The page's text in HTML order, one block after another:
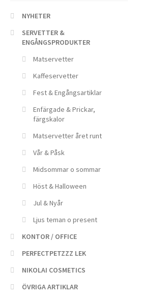
NYHETER
SERVETTER &
ENGÅNGSPRODUKTER
Matservetter
Kaffeservetter
Fest & Engångsartiklar
Enfärgade & Prickar,
färgskalor
Matservetter året runt
Vår & Påsk
Midsommar o sommar
Höst & Halloween
Jul & Nyår
Ljus teman o present
KONTOR / OFFICE
PERFECTPETZZZ LEK
NIKOLAI COSMETICS
ÖVRIGA ARTIKLAR